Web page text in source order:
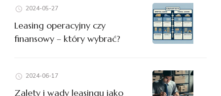
2024-05-27
Leasing operacyjny czy
finansowy – który wybrać?
2024-06-17
Zalety i wady leasingu jako